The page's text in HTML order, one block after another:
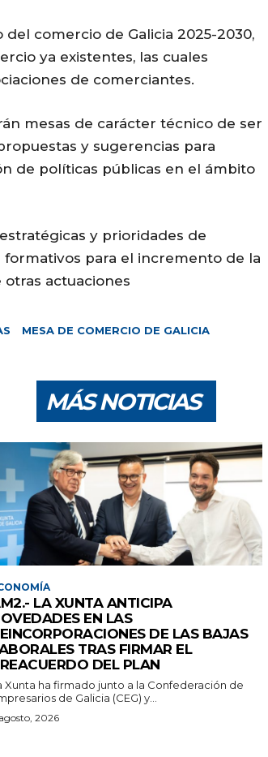
comercio de Galicia 2025-2030,
ya existentes, las cuales
de comerciantes.
mesas de carácter técnico de ser
y sugerencias para
de políticas públicas en el ámbito
y prioridades de
para el incremento de la
actuaciones
MESA DE COMERCIO DE GALICIA
MÁS NOTICIAS
LA XUNTA ANTICIPA
EN LAS
DE LAS BAJAS
TRAS FIRMAR EL
DEL PLAN
Xunta ha firmado junto a la Confederación de
de Galicia (CEG) y...
2026